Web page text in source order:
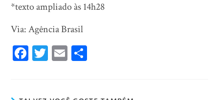
*texto ampliado às 14h28
Via: Agência Brasil
Fa T E